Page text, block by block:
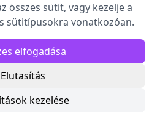
összes sütit, vagy kezelje a
sütitípusokra vonatkozóan.
elfogadása
Elutasítás
kezelése